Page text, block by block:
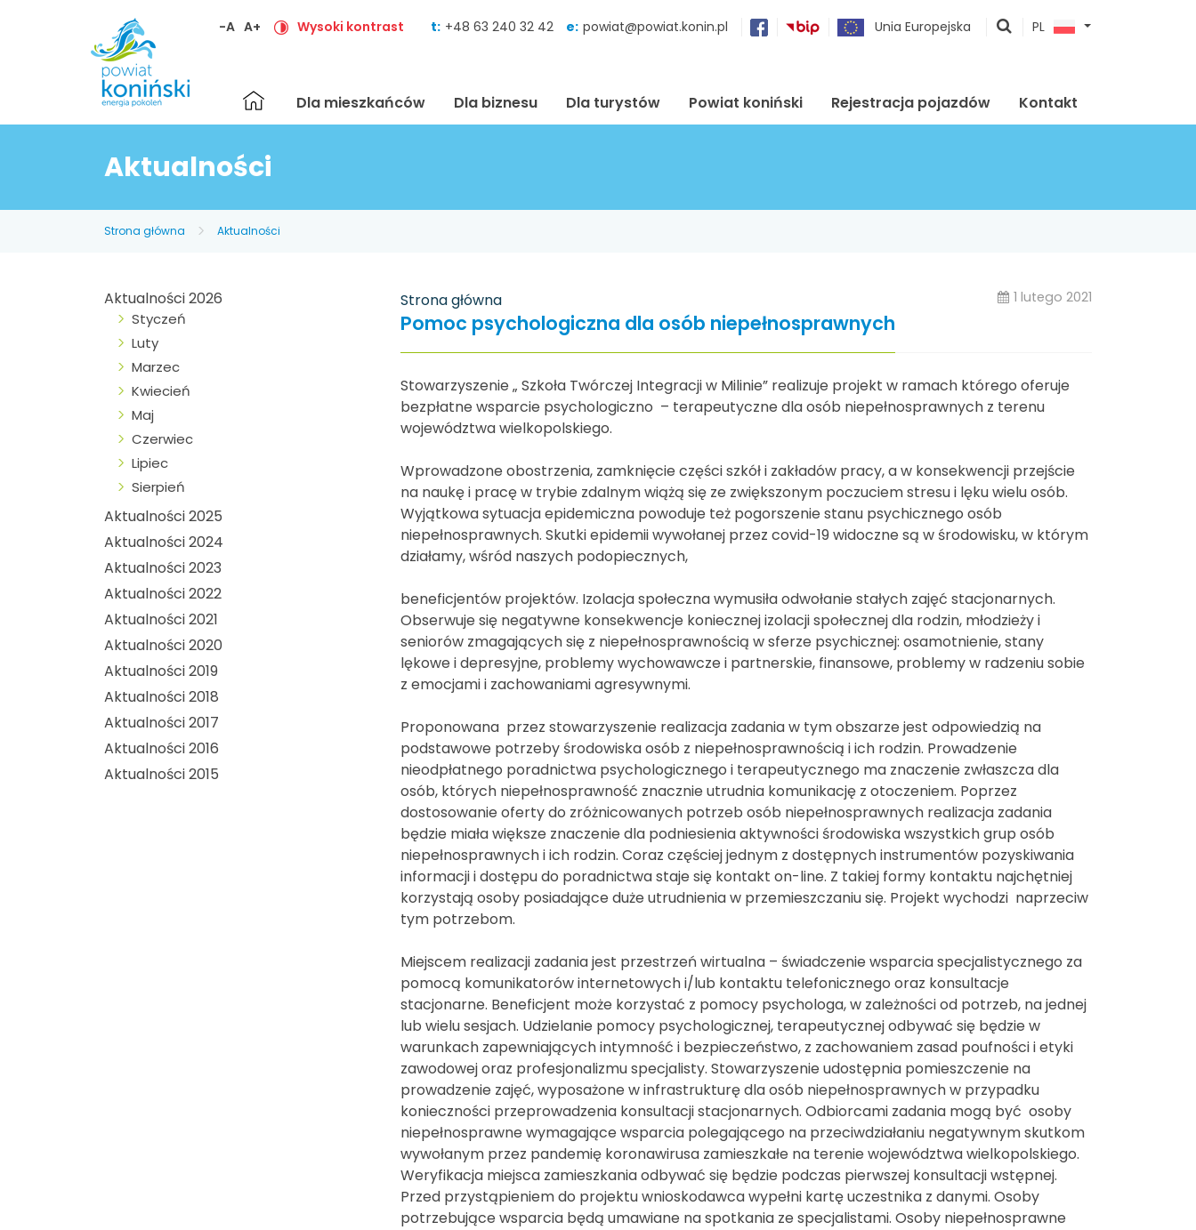
-A A+ Wysoki kontrast t: +48 63 240 32 42 e: powiat@powiat.konin.pl Unia Europejska
pokaż
PL
Strona
główna
Dla mieszkańców Dla biznesu Dla turystów Powiat koniński Rejestracja pojazdów Kontakt
Aktualności
Strona główna Aktualności
Aktualności 2026
Styczeń
Luty
Marzec
Kwiecień
Maj
Czerwiec
Lipiec
Sierpień
Aktualności 2025
Aktualności 2024
Aktualności 2023
Aktualności 2022
Aktualności 2021
Aktualności 2020
Aktualności 2019
Aktualności 2018
Aktualności 2017
Aktualności 2016
Aktualności 2015
Strona główna 1 lutego 2021
Pomoc psychologiczna dla osób niepełnosprawnych
Stowarzyszenie „ Szkoła Twórczej Integracji w Milinie” realizuje projekt w ramach którego oferuje
bezpłatne wsparcie psychologiczno – terapeutyczne dla osób niepełnosprawnych z terenu
województwa wielkopolskiego.
Wprowadzone obostrzenia, zamknięcie części szkół i zakładów pracy, a w konsekwencji przejście
na naukę i pracę w trybie zdalnym wiążą się ze zwiększonym poczuciem stresu i lęku wielu osób.
Wyjątkowa sytuacja epidemiczna powoduje też pogorszenie stanu psychicznego osób
niepełnosprawnych. Skutki epidemii wywołanej przez covid-19 widoczne są w środowisku, w którym
działamy, wśród naszych podopiecznych,
beneficjentów projektów. Izolacja społeczna wymusiła odwołanie stałych zajęć stacjonarnych.
Obserwuje się negatywne konsekwencje koniecznej izolacji społecznej dla rodzin, młodzieży i
seniorów zmagających się z niepełnosprawnością w sferze psychicznej: osamotnienie, stany
lękowe i depresyjne, problemy wychowawcze i partnerskie, finansowe, problemy w radzeniu sobie
z emocjami i zachowaniami agresywnymi.
Proponowana przez stowarzyszenie realizacja zadania w tym obszarze jest odpowiedzią na
podstawowe potrzeby środowiska osób z niepełnosprawnością i ich rodzin. Prowadzenie
nieodpłatnego poradnictwa psychologicznego i terapeutycznego ma znaczenie zwłaszcza dla
osób, których niepełnosprawność znacznie utrudnia komunikację z otoczeniem. Poprzez
dostosowanie oferty do zróżnicowanych potrzeb osób niepełnosprawnych realizacja zadania
będzie miała większe znaczenie dla podniesienia aktywności środowiska wszystkich grup osób
niepełnosprawnych i ich rodzin. Coraz częściej jednym z dostępnych instrumentów pozyskiwania
informacji i dostępu do poradnictwa staje się kontakt on-line. Z takiej formy kontaktu najchętniej
korzystają osoby posiadające duże utrudnienia w przemieszczaniu się. Projekt wychodzi naprzeciw
tym potrzebom.
Miejscem realizacji zadania jest przestrzeń wirtualna – świadczenie wsparcia specjalistycznego za
pomocą komunikatorów internetowych i/lub kontaktu telefonicznego oraz konsultacje
stacjonarne. Beneficjent może korzystać z pomocy psychologa, w zależności od potrzeb, na jednej
lub wielu sesjach. Udzielanie pomocy psychologicznej, terapeutycznej odbywać się będzie w
warunkach zapewniających intymność i bezpieczeństwo, z zachowaniem zasad poufności i etyki
zawodowej oraz profesjonalizmu specjalisty. Stowarzyszenie udostępnia pomieszczenie na
prowadzenie zajęć, wyposażone w infrastrukturę dla osób niepełnosprawnych w przypadku
konieczności przeprowadzenia konsultacji stacjonarnych. Odbiorcami zadania mogą być osoby
niepełnosprawne wymagające wsparcia polegającego na przeciwdziałaniu negatywnym skutkom
wywołanym przez pandemię koronawirusa zamieszkałe na terenie województwa wielkopolskiego.
Weryfikacja miejsca zamieszkania odbywać się będzie podczas pierwszej konsultacji wstępnej.
Przed przystąpieniem do projektu wnioskodawca wypełni kartę uczestnika z danymi. Osoby
potrzebujące wsparcia będą umawiane na spotkania ze specjalistami. Osoby niepełnosprawne